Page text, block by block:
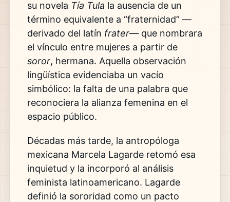
su novela Tía Tula la ausencia de un
término equivalente a “fraternidad” —
derivado del latín frater— que nombrara
el vínculo entre mujeres a partir de
soror, hermana. Aquella observación
lingüística evidenciaba un vacío
simbólico: la falta de una palabra que
reconociera la alianza femenina en el
espacio público.
Décadas más tarde, la antropóloga
mexicana Marcela Lagarderetomó esa
inquietud y la incorporó al análisis
feminista latinoamericano. Lagarde
definió la sororidad como un pacto